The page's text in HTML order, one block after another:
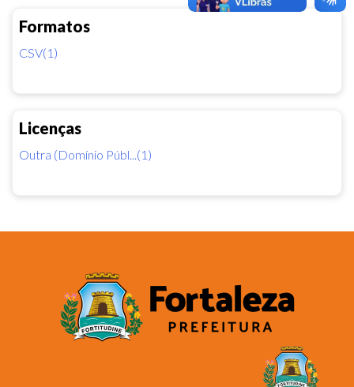
Formatos
CSV(1)
Licenças
Outra (Domínio Públ...(1)